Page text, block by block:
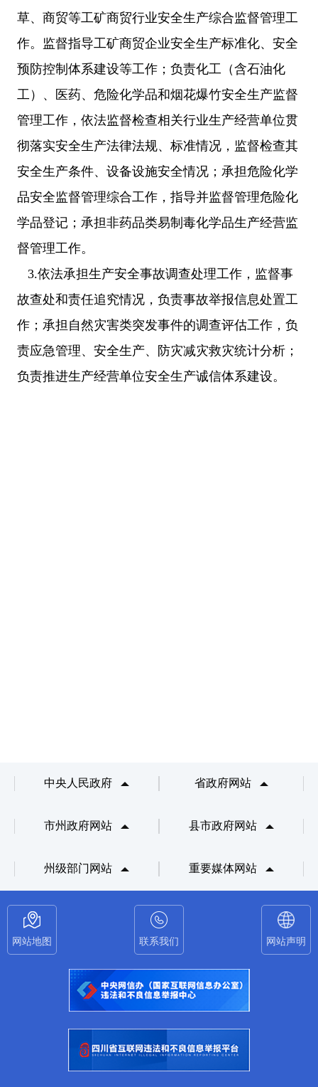
草、商贸等工矿商贸行业安全生产综合监督管理工
作。监督指导工矿商贸企业安全生产标准化、安全
预防控制体系建设等工作；负责化工（含石油化
工）、医药、危险化学品和烟花爆竹安全生产监督
管理工作，依法监督检查相关行业生产经营单位贯
彻落实安全生产法律法规、标准情况，监督检查其
安全生产条件、设备设施安全情况；承担危险化学
品安全监督管理综合工作，指导并监督管理危险化
学品登记；承担非药品类易制毒化学品生产经营监
督管理工作。
3.依法承担生产安全事故调查处理工作，监督事
故查处和责任追究情况，负责事故举报信息处置工
作；承担自然灾害类突发事件的调查评估工作，负
责应急管理、安全生产、防灾减灾救灾统计分析；
负责推进生产经营单位安全生产诚信体系建设。
中央人民政府 省政府网站
市州政府网站 县市政府网站
州级部门网站 重要媒体网站
网站地图 联系我们 网站声明